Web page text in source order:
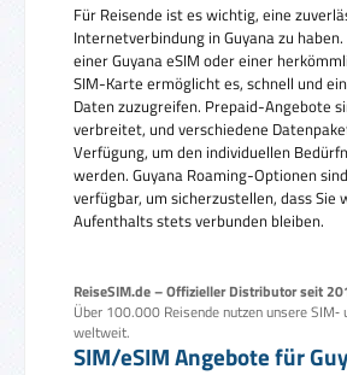
Für Reisende ist es wichtig, eine
Internetverbindung in Guyana zu
einer Guyana eSIM oder einer
SIM-Karte ermöglicht es, schnell und
Daten zuzugreifen. Prepaid-Angebote
verbreitet, und verschiedene
Verfügung, um den individuellen
werden. Guyana Roaming-Optionen
verfügbar, um sicherzustellen, dass Sie
Aufenthalts stets verbunden bleiben.
ReiseSIM.de – Offizieller Distributor seit
Über 100.000 Reisende nutzen unsere SIM‑
weltweit.
SIM/eSIM Angebote für